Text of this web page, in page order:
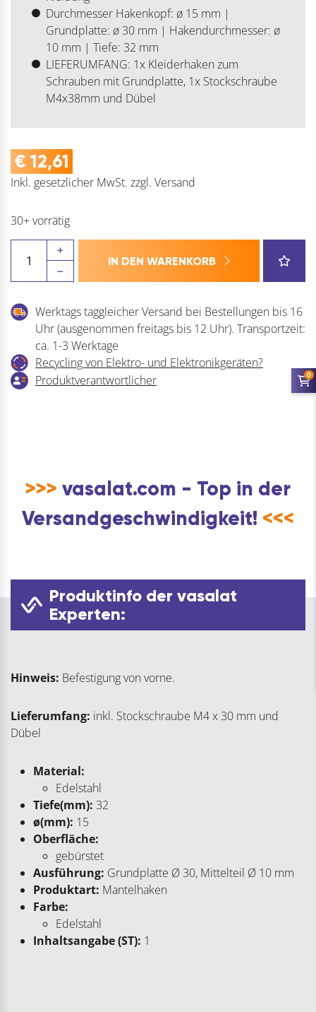
Durchmesser Hakenkopf: ø 15 mm |
Grundplatte: ø 30 mm | Hakendurchmesser: ø
10 mm | Tiefe: 32 mm
LIEFERUMFANG: 1x Kleiderhaken zum
Schrauben mit Grundplatte, 1x Stockschraube
M4x38mm und Dübel
€ 12,61
Inkl. gesetzlicher MwSt. zzgl. Versand
30+ vorrätig
Mantelhaken
Pirwa
1
IN DEN WARENKORB
Werktags taggleicher Versand bei Bestellungen bis 16
Uhr (ausgenommen freitags bis 12 Uhr). Transportzeit:
ca. 1-3 Werktage
Recycling von Elektro- und Elektronikgeräten?
Produktverantwortlicher
>>> vasalat.com - Top in der
Versandgeschwindigkeit! <<<
Produktinfo der vasalat
Experten:
Hinweis: Befestigung von vorne.
Lieferumfang: inkl. Stockschraube M4 x 30 mm und
Dübel
Material:
Edelstahl
Tiefe(mm): 32
ø(mm): 15
Oberfläche:
gebürstet
Ausführung: Grundplatte Ø 30, Mittelteil Ø 10 mm
Produktart: Mantelhaken
Farbe:
Edelstahl
Inhaltsangabe (ST): 1
0